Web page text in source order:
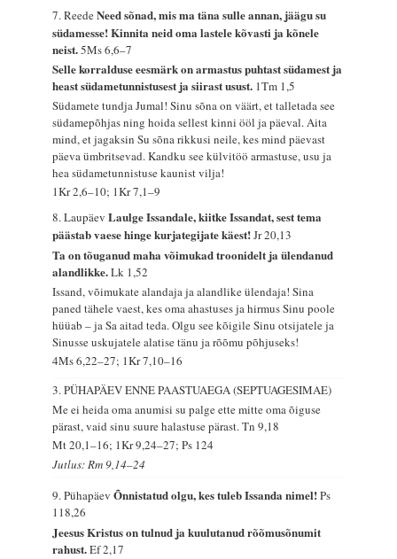
7. ReedeNeed sõnad, mis ma täna sulle annan, jäägu su
südamesse! Kinnita neid oma lastele kõvasti ja kõnele
neist. 5Ms 6,6–7
Selle korralduse eesmärk on armastus puhtast südamest ja
heast südametunnistusest ja siirast usust. 1Tm 1,5
Südamete tundja Jumal! Sinu sõna on väärt, et talletada see
südamepõhjas ning hoida sellest kinni ööl ja päeval. Aita
mind, et jagaksin Su sõna rikkusi neile, kes mind päevast
päeva ümbritsevad. Kandku see külvitöö armastuse, usu ja
hea südametunnistuse kaunist vilja!
1Kr 2,6–10; 1Kr 7,1–9
8. LaupäevLaulge Issandale, kiitke Issandat, sest tema
päästab vaese hinge kurjategijate käest!Jr 20,13
Ta on tõuganud maha võimukad troonidelt ja ülendanud
alandlikke.Lk 1,52
Issand, võimukate alandaja ja alandlike ülendaja! Sina
paned tähele vaest, kes oma ahastuses ja hirmus Sinu poole
hüüab – ja Sa aitad teda. Olgu see kõigile Sinu otsijatele ja
Sinusse uskujatele alatise tänu ja rõõmu põhjuseks!
4Ms 6,22–27; 1Kr 7,10–16
3. PÜHAPÄEV ENNE PAASTUAEGA (SEPTUAGESIMAE)
Me ei heida oma anumisi su palge ette mitte oma õiguse
pärast, vaid sinu suure halastuse pärast.Tn 9,18
Mt 20,1–16; 1Kr 9,24–27; Ps 124
Jutlus: Rm 9,14–24
9. PühapäevÕnnistatud olgu, kes tuleb Issanda nimel!Ps
118,26
Jeesus Kristus on tulnud ja kuulutanud rõõmusõnumit
rahust.Ef 2,17